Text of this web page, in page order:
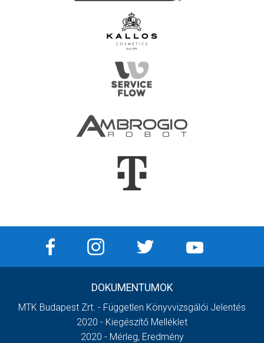
DOKUMENTUMOK
MTK Budapest Zrt. - Független Könyvvizsgálói Jelentés
2020 - Kiegészítő Melléklet
2020 - Mérleg, Eredmény